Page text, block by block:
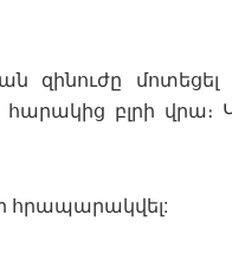
զինուժը
բլրի վրա։
հրապարակվել: